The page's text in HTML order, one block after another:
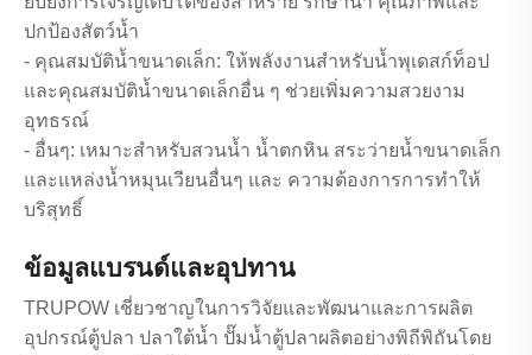
ปกป้องสัตว์น้ำ
- คุณสมบัติน้ำขนาดเล็ก: ให้พลังงานสำหรับน้ำพุเดสก์ท็อป
และคุณสมบัติน้ำขนาดเล็กอื่น ๆ ช่วยเพิ่มความสวยงาม
อุทธรณ์
- อื่นๆ: เหมาะสำหรับสวนน้ำ น้ำตกหิน สระว่ายน้ำขนาดเล็ก
และแหล่งน้ำหมุนเวียนอื่นๆ และ ความต้องการการทำให้
บริสุทธิ์
ข้อมูลแบรนด์และอุปทาน
TRUPOW เชี่ยวชาญในการวิจัยและพัฒนาและการผลิต
อุปกรณ์ตู้ปลา ปลาใต้น้ำ ปั๊มน้ำตู้ปลาผลิตอย่างพิถีพิถันโดย